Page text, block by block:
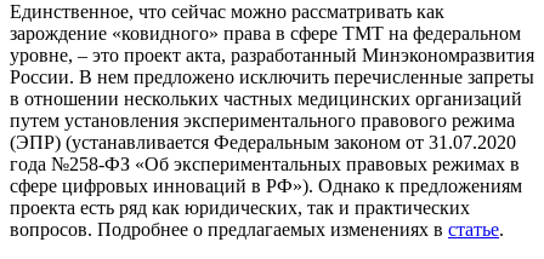
Единственное, что сейчас можно рассматривать как
зарождение «ковидного» права в сфере ТМТ на федеральном
уровне, – это проект акта, разработанный Минэкономразвития
России. В нем предложено исключить перечисленные запреты
в отношении нескольких частных медицинских организаций
путем установления экспериментального правового режима
(ЭПР) (устанавливается Федеральным законом от 31.07.2020
года №258-ФЗ «Об экспериментальных правовых режимах в
сфере цифровых инноваций в РФ»). Однако к предложениям
проекта есть ряд как юридических, так и практических
вопросов. Подробнее о предлагаемых изменениях в статье.